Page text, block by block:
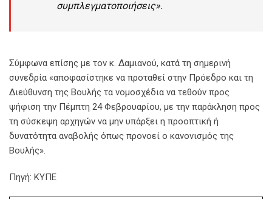
συμπλεγματοποιήσεις».
Σύμφωνα επίσης με τον κ. Δαμιανού, κατά τη σημερινή
συνεδρία «αποφασίστηκε να προταθεί στην Πρόεδρο και τη
Διεύθυνση της Βουλής τα νομοσχέδια να τεθούν προς
ψήφιση την Πέμπτη 24 Φεβρουαρίου, με την παράκληση προς
τη σύσκεψη αρχηγών να μην υπάρξει η προοπτική ή
δυνατότητα αναβολής όπως προνοεί ο κανονισμός της
Βουλής».
Πηγή: ΚΥΠΕ